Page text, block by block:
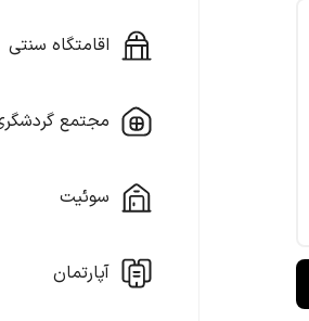
اقامتگاه سنتی
مجتمع
سوئیت
آپارتمان